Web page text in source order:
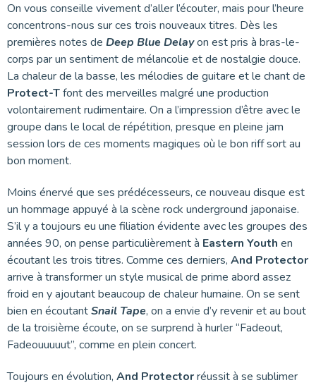
On vous conseille vivement d’aller l’écouter, mais pour l’heure
concentrons-nous sur ces trois nouveaux titres. Dès les
premières notes de Deep Blue Delayon est pris à bras-le-
corps par un sentiment de mélancolie et de nostalgie douce.
La chaleur de la basse, les mélodies de guitare et le chant de
Protect-Tfont des merveilles malgré une production
volontairement rudimentaire. On a l’impression d’être avec le
groupe dans le local de répétition, presque en pleine jam
session lors de ces moments magiques où le bon riff sort au
bon moment.
Moins énervé que ses prédécesseurs, ce nouveau disque est
un hommage appuyé à la scène rock underground japonaise.
S’il y a toujours eu une filiation évidente avec les groupes des
années 90, on pense particulièrement à Eastern Youth en
écoutant les trois titres. Comme ces derniers, And Protector
arrive à transformer un style musical de prime abord assez
froid en y ajoutant beaucoup de chaleur humaine. On se sent
bien en écoutantSnail Tape, on a envie d’y revenir et au bout
de la troisième écoute, on se surprend à hurler “Fadeout,
Fadeouuuuut”, comme en plein concert.
Toujours en évolution, And Protectorréussit à se sublimer